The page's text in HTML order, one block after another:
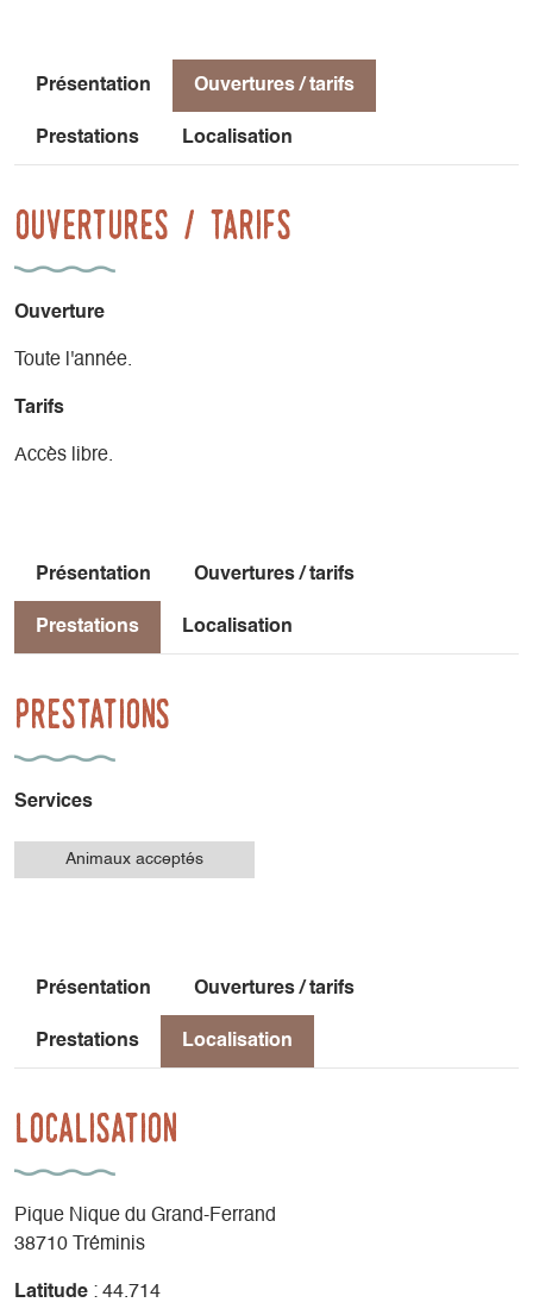
Vérifiez les poinçons…et c’est gagné !
Présentation Ouvertures / tarifs
Prestations Localisation
Ouvertures / tarifs
Ouverture
Toute l'année.
Tarifs
Accès libre.
Présentation Ouvertures / tarifs
Prestations Localisation
Prestations
Services
Animaux acceptés
Présentation Ouvertures / tarifs
Prestations Localisation
Localisation
Pique Nique du Grand-Ferrand
38710 Tréminis
Latitude : 44.714